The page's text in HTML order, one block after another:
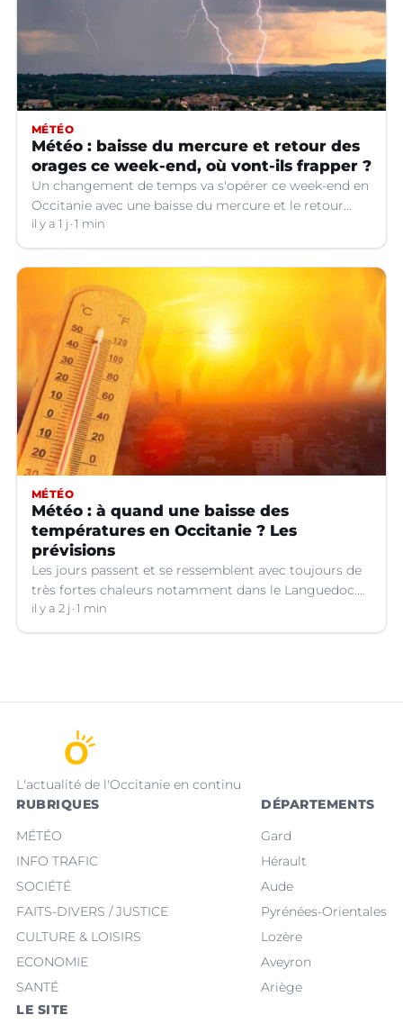
MÉTÉO
Météo : baisse du mercure et retour des
orages ce week-end, où vont-ils frapper ?
Un changement de temps va s'opérer ce week-end en
Occitanie avec une baisse du mercure et le retour
d'orages dans certains départements.
il y a 1 j 1 min
MÉTÉO
Météo : à quand une baisse des
températures en Occitanie ? Les
prévisions
Les jours passent et se ressemblent avec toujours de
très fortes chaleurs notamment dans le Languedoc.
Jusqu’à quand ?
il y a 2 j 1 min
L'actualité de l'Occitanie en continu
RUBRIQUES
MÉTÉO
INFO TRAFIC
SOCIÉTÉ
FAITS-DIVERS / JUSTICE
CULTURE & LOISIRS
ECONOMIE
SANTÉ
DÉPARTEMENTS
Gard
Hérault
Aude
Pyrénées-Orientales
Lozère
Aveyron
Ariège
LE SITE